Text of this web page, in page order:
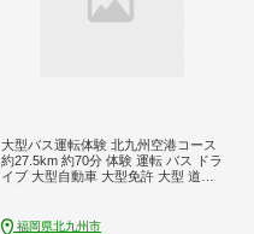
大型バス運転体験 北九州空港コース
約27.5km 約70分 体験 運転 バス ドラ
イブ 大型自動車 大型免許 大型 道路
福岡県北九州市